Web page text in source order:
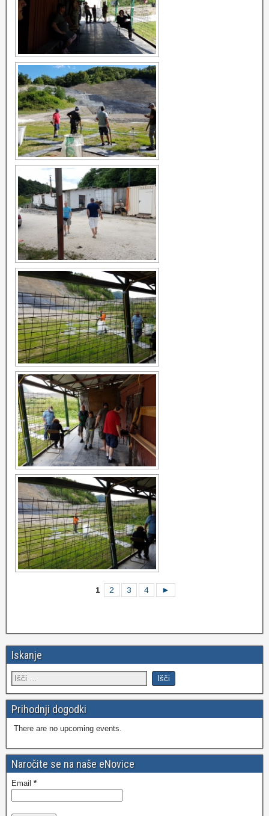
1 2 3 4 ►
Iskanje
Prihodnji dogodki
There are no upcoming events.
Naročite se na naše eNovice
Email *